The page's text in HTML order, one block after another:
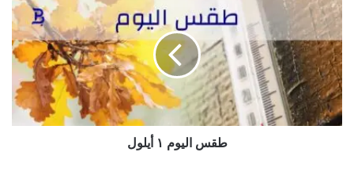
اليوم
أيلول
طقس اليوم ١ أيلول